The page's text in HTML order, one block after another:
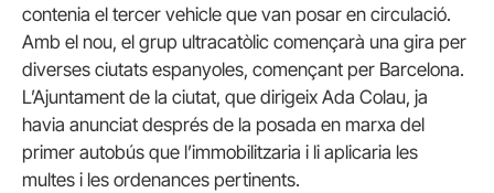
contenia el tercer vehicle que van posar en circulació.
Amb el nou, el grup ultracatòlic començarà una gira per
diverses ciutats espanyoles, començant per Barcelona.
L’Ajuntament de la ciutat, que dirigeix ​​Ada Colau, ja
havia anunciat després de la posada en marxa del
primer autobús que l’immobilitzaria i li aplicaria les
multes i les ordenances pertinents.